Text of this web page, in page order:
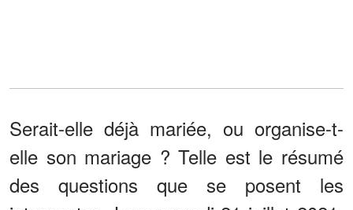
Serait-elle déjà mariée, ou organise-t-
elle son mariage ? Telle est le résumé
des questions que se posent les